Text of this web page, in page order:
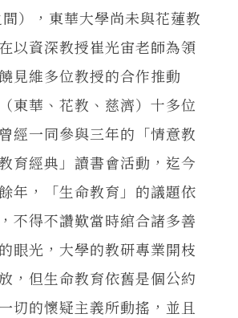
），東華大學尚未與花蓮教
以資深教授崔光宙老師為領
見維多位教授的合作推動
東華、花教、慈濟）十多位
經一同參與三年的「情意教
育經典」讀書會活動，迄今
年，「生命教育」的議題依
不得不讚歎當時綰合諸多善
眼光，大學的教研專業開枝
，但生命教育依舊是個公約
切的懷疑主義所動搖，並且